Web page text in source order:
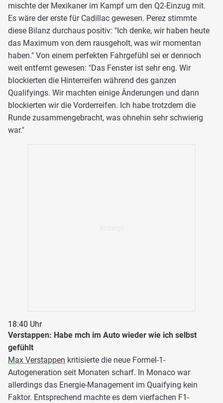
mischte der Mexikaner im Kampf um den Q2-Einzug mit.
Es wäre der erste für Cadillac gewesen. Perez stimmte
diese Bilanz durchaus positiv: "Ich denke, wir haben heute
das Maximum von dem rausgeholt, was wir momentan
haben." Von einem perfekten Fahrgefühl sei er dennoch
weit entfernt gewesen: "Das Fenster ist sehr eng. Wir
blockierten die Hinterreifen während des ganzen
Qualifyings. Wir machten einige Änderungen und dann
blockierten wir die Vorderreifen. Ich habe trotzdem die
Runde zusammengebracht, was ohnehin sehr schwierig
war."
18:40 Uhr
Verstappen: Habe mch im Auto wieder wie ich selbst
gefühlt
Max Verstappen kritisierte die neue Formel-1-
Autogeneration seit Monaten scharf. In Monaco war
allerdings das Energie-Management im Quaifying kein
Faktor. Entsprechend machte es dem vierfachen F1-